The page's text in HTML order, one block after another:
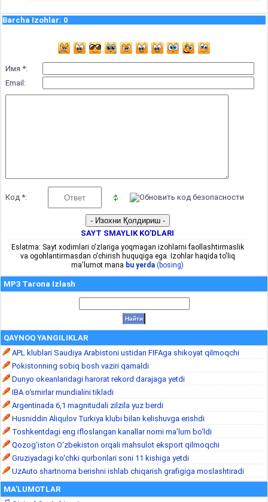
Barcha Izohlar: 0
Имя *:
Email:
Код *:
SAYT SMAYLIK KO'DLARI
Eslatma: Sayt xodimlari o'zlariga yoqmagan izohlarni faollashtirmaslik
va ogohlantirmasdan o'chirish huquqiga ega. Izohlar haqida to'liq
ma'lumot mana bu yerda (bosing)
MP3 Tarona Izlash
QAYNOQ YANGILIKLAR
APL klublari Saudiya Arabistoni ustidan FIFAga shikoyat qilmoqchi
Pokistonning sobiq bosh vaziri qamaldi
Dunyo okeanlaridagi harorat rekord darajaga yetdi
IBA o‘smirlar mundialini tikladi
Argentinada 6,1 magnitudali zilzila yuz berdi
Husniddin Aliqulov Turkiya klubi bilan kelishuvga erishdi
Toshkentdagi eng ifloslangan kanallar nomi ma’lum bo‘ldi
Qozog‘iston O‘zbekiston orqali mahsulot eksport qilmoqchi
Gruziyadagi ko‘chki qurbonlari soni 11 kishiga yetdi
UzAuto shartnoma berishni ishlab chiqarish grafigiga moslashtiradi
MA'LUMOTLAR